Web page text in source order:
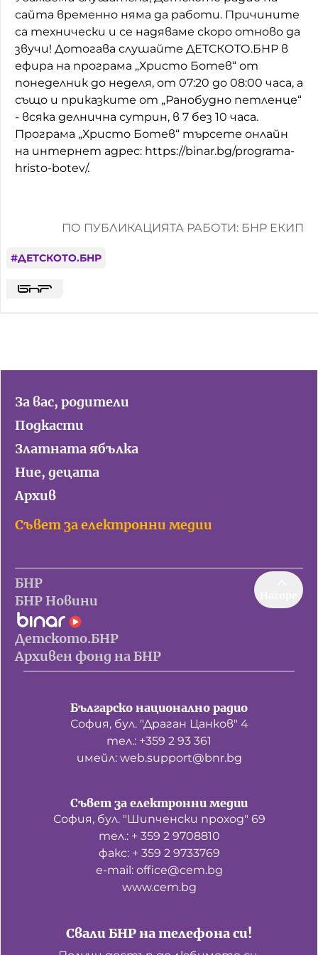
Домашен любимец
Питаме Ви
До ре ми
сайта временно няма да работи. Причините
са технически и се надяваме скоро отново да
звучи! Дотогава слушайте ДЕТСКОТО.БНР в
ефира на програма „Христо Ботев“ от
понеделник до неделя, от 07:20 до 08:00 часа, а
също и приказките от „Ранобудно петленце“
- всяка делнична сутрин, в 7 без 10 часа.
Програма „Христо Ботев“ търсете онлайн
на интернет адрес: https://binar.bg/programa-
hristo-botev/.
ПО ПУБЛИКАЦИЯТА РАБОТИ: БНР ЕКИП
#ДЕТСКОТО.БНР
За вас, родители
Подкасти
Златната ябълка
Ние, децата
Архив
Съвет за електронни медии
БНР
БНР Новини
Детското.БНР
Архивен фонд на БНР
Българско национално радио
София, бул. "Драган Цанков" 4
тел.: +359 2 93 361
имейл: web.support@bnr.bg
Свали БНР на телефона си!
Съвет за електронни медии
София, бул. "Шипченски проход" 69
тел.: + 359 2 9708810
факс: + 359 2 9733769
е-mail: office@cem.bg
www.cem.bg